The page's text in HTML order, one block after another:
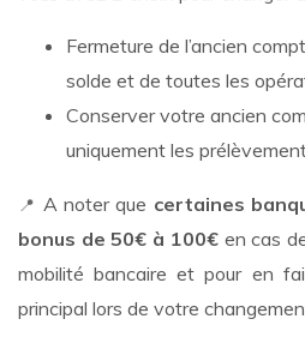
Fermeture de l’ancien
solde et de toutes les
Conserver votre ancien
uniquement les
📍 A noter que certaines
bonus de 50€ à 100€ en cas
mobilité bancaire et pour en
principal lors de votre